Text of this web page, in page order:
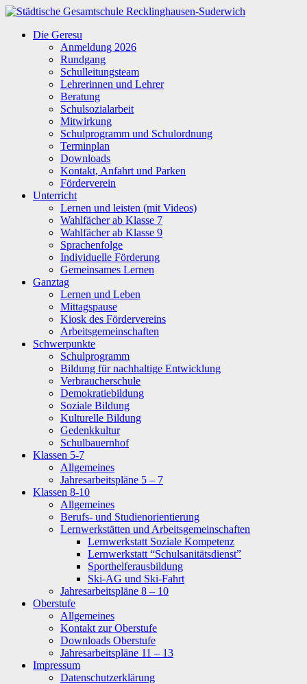
Zum
springen
Städtische
Gesamtschule
Recklinghausen-
Suderwich
Die Geresu
Anmeldung 2026
Rundgang
Schulleitungsteam
Lehrerinnen und Lehrer
Beratung
Schulsozialarbeit
Mitwirkung
Schulprogramm und Schulordnung
Terminplan
Downloads
Kontakt, Anfahrt und Parken
Förderverein
Unterricht
Lernen und leisten (mit Videos)
Wahlfächer ab Klasse 7
Wahlfächer ab Klasse 9
Sprachenfolge
Individuelle Förderung
Gemeinsames Lernen
Ganztag
Lernen und Leben
Mittagspause
Kiosk des Fördervereins
Arbeitsgemeinschaften
Schwerpunkte
Schulprogramm
Bildung für nachhaltige Entwicklung
Verbraucherschule
Demokratiebildung
Soziale Bildung
Kulturelle Bildung
Gedenkkultur
Schulbauernhof
Klassen 5-7
Allgemeines
Jahresarbeitspläne 5 – 7
Klassen 8-10
Allgemeines
Berufs- und Studienorientierung
Lernwerkstätten und Arbeitsgemeinschaften
Lernwerkstatt Soziale Kompetenz
Lernwerkstatt “Schulsanitätsdienst”
Sporthelferausbildung
Ski-AG und Ski-Fahrt
Jahresarbeitspläne 8 – 10
Oberstufe
Allgemeines
Kontakt zur Oberstufe
Downloads Oberstufe
Jahresarbeitspläne 11 – 13
Impressum
Datenschutzerklärung